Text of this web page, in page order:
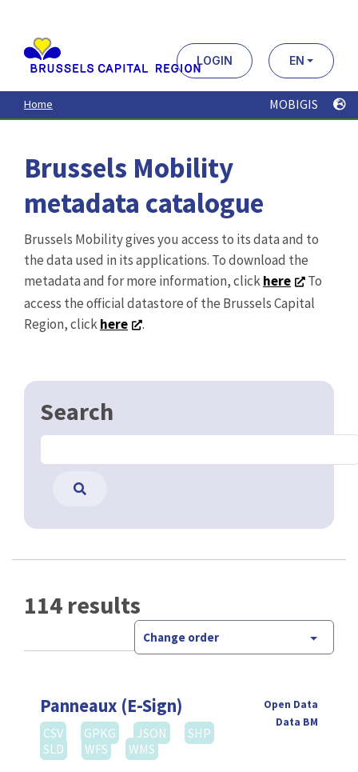
contenu
principal
LOGIN EN
Home MOBIGIS
Brussels Mobility
metadata catalogue
Brussels Mobility gives you access to its data and to
the data used in its applications. To download the
metadata and for more information, clickhere
To
access the official datastore of the Brussels Capital
Region, clickhere .
Search
114 results
Change order
Panneaux (E-Sign)
Open Data
Data BM
CSV GPKG JSON
SHP
SLD
WFS WMS